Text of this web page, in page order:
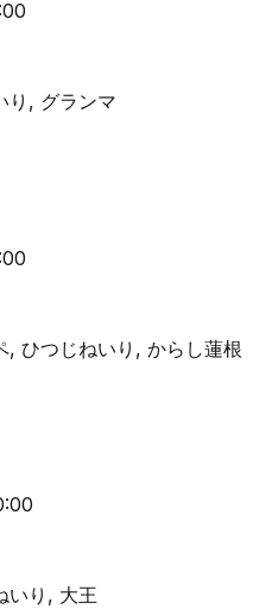
り, グランマ
, ひつじねいり, からし蓮根
いり, 大王